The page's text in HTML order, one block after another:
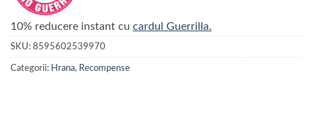
10% reducere instant cu cardul Guerrilla.
SKU: 8595602539970
Categorii: Hrana, Recompense